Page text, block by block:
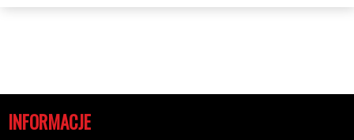
INFORMACJE